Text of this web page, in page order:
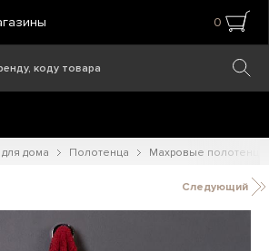
0
для дома Полотенца Махровые полотенца
Следующий